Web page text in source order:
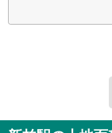
更地渡しも可能
□■□現地内覧ツアー
（※事前に必ずお問
《コース内容（所要